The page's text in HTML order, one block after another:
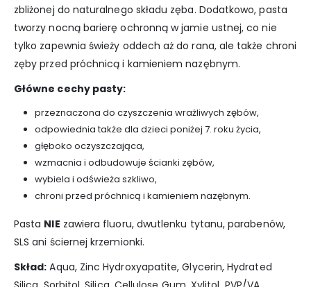
zbliżonej do naturalnego składu zęba. Dodatkowo, pasta
tworzy nocną barierę ochronną w jamie ustnej, co nie
tylko zapewnia świeży oddech aż do rana, ale także chroni
zęby przed próchnicą i kamieniem nazębnym.
Główne cechy pasty:
przeznaczona do czyszczenia wrażliwych zębów,
odpowiednia także dla dzieci poniżej 7. roku życia,
głęboko oczyszczająca,
wzmacnia i odbudowuje ścianki zębów,
wybiela i odświeża szkliwo,
chroni przed próchnicą i kamieniem nazębnym.
Pasta NIE zawiera fluoru, dwutlenku tytanu, parabenów,
SLS ani ściernej krzemionki.
Skład: Aqua, Zinc Hydroxyapatite, Glycerin, Hydrated